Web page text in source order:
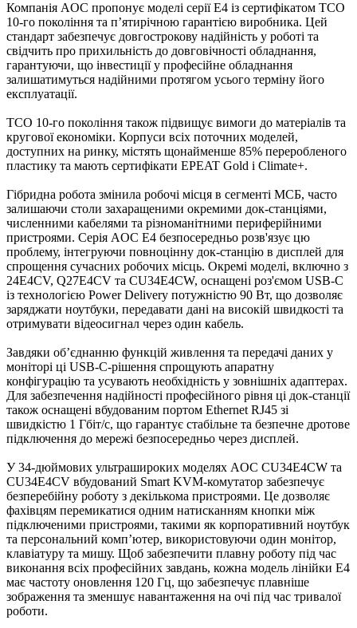
Компанія AOC пропонує моделі серії E4 із сертифікатом TCO
10-го покоління та п’ятирічною гарантією виробника. Цей
стандарт забезпечує довгострокову надійність у роботі та
свідчить про прихильність до довговічності обладнання,
гарантуючи, що інвестиції у професійне обладнання
залишатимуться надійними протягом усього терміну його
експлуатації.
TCO 10-го покоління також підвищує вимоги до матеріалів та
кругової економіки. Корпуси всіх поточних моделей,
доступних на ринку, містять щонайменше 85% переробленого
пластику та мають сертифікати EPEAT Gold і Climate+.
Гібридна робота змінила робочі місця в сегменті МСБ, часто
залишаючи столи захаращеними окремими док-станціями,
численними кабелями та різноманітними периферійними
пристроями. Серія AOC E4 безпосередньо розв'язує цю
проблему, інтегруючи повноцінну док-станцію в дисплей для
спрощення сучасних робочих місць. Окремі моделі, включно з
24E4CV, Q27E4CV та CU34E4CW, оснащені роз'ємом USB-C
із технологією Power Delivery потужністю 90 Вт, що дозволяє
заряджати ноутбуки, передавати дані на високій швидкості та
отримувати відеосигнал через один кабель.
Завдяки об’єднанню функцій живлення та передачі даних у
моніторі ці USB-C-рішення спрощують апаратну
конфігурацію та усувають необхідність у зовнішніх адаптерах.
Для забезпечення надійності професійного рівня ці док-станції
також оснащені вбудованим портом Ethernet RJ45 зі
швидкістю 1 Гбіт/с, що гарантує стабільне та безпечне дротове
підключення до мережі безпосередньо через дисплей.
У 34-дюймових ультрашироких моделях AOC CU34E4CW та
CU34E4CV вбудований Smart KVM-комутатор забезпечує
безперебійну роботу з декількома пристроями. Це дозволяє
фахівцям перемикатися одним натисканням кнопки між
підключеними пристроями, такими як корпоративний ноутбук
та персональний комп’ютер, використовуючи один монітор,
клавіатуру та мишу. Щоб забезпечити плавну роботу під час
виконання всіх професійних завдань, кожна модель лінійки E4
має частоту оновлення 120 Гц, що забезпечує плавніше
зображення та зменшує навантаження на очі під час тривалої
роботи.